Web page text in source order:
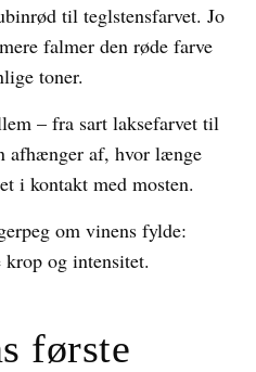
til teglstensfarvet. Jo
falmer den røde farve
toner.
– fra sart laksefarvet til
afhænger af, hvor længe
i kontakt med mosten.
om vinens fylde:
og intensitet.
første